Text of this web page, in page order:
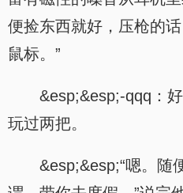
便捡东西就好，压枪的
鼠标。”
&esp;&esp;-qqq：
玩过两把。
&esp;&esp;“嗯。随